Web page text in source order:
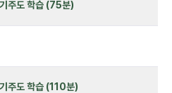
주도 학습 (75분)
주도 학습 (110분)